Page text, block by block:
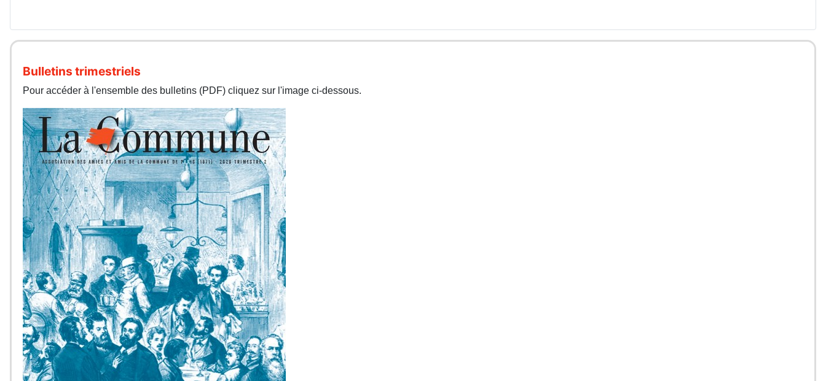
Bulletins trimestriels
Pour accéder à l'ensemble des bulletins (PDF) cliquez sur l'image ci-dessous.